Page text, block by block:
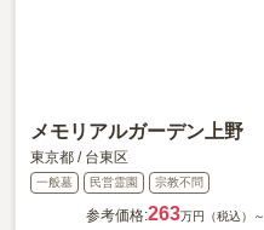
メモリアルガーデン上野
東京都 / 台東区
一般墓 民営霊園 宗教不問
参考価格:263万円（税込）～